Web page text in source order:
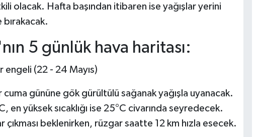
olacak. Hafta başından itibaren ise yağışlar yerini
5 günlük hava haritası:
engeli (22 - 24 Mayıs)
cuma gününe gök gürültülü sağanak yağışla uyanacak.
en yüksek sıcaklığı ise 25°C civarında seyredecek.
çıkması beklenirken, rüzgar saatte 12 km hızla esecek.